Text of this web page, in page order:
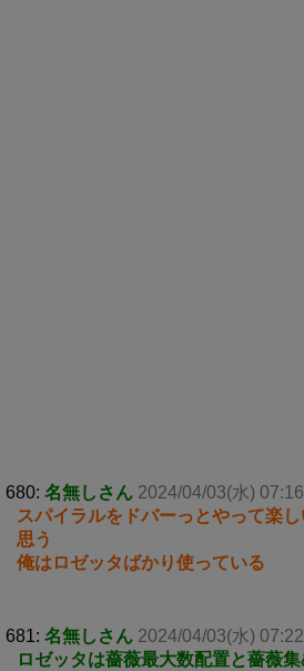
680: 名無しさん 2024/04/03(水)
スパイラルをドバーっとやって楽
思う
俺はロゼッタばかり使っている
681: 名無しさん 2024/04/03(水)
ロゼッタは薔薇最大数配置と薔薇